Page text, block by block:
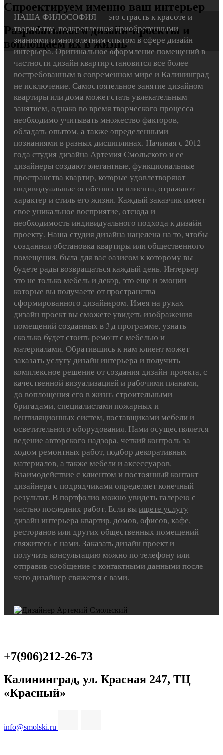
Спроектируем именно ваш интерьер
Разрабатываем дизайн-проекты и
воплощаем их в жизнь
НАША ФИЛОСОФИЯ — это страсть к красоте и
творчеству, подкрепленная приобретенными
знаниями и многолетним опытом в сфере дизайн
интерьера. Оригинальное оформление помещений в
частности дизайн квартир становится все более
востребованным в современном мире и Калининград
не исключение. Самостоятельное занятие дизайном
квартиры или дома может стать увлекательным
занятием, однако во время творческого процесса
необходимо учитывать множество факторов,
обладать опытом, а также определенными
познаниями в разных дисциплинах. Начиная с 2012
года студия дизайна Артемия Смольского и ее
дизайнеры создают элегантные, функциональные
пространства квартир, которые удовлетворяют
индивидуальные особенности клиента, отражают
характер и стиль его жизни. Каждый заказчик имеет
свое уникальное восприятие, отсюда и
необходимость индивидуального подхода к дизайн
проекту. Наша студия дизайна нацелена на то, чтобы
созданная обстановка квартиры или общественного
помещения, была для вас оазисом к которому вы
будете рады возвращаться каждый день. Интерьер
это не только мебель и декор, это еще и эмоции
которые вы получаете от пространства
сформированного дизайнером. Имея на руках
дизайн проект вы сможете увидеть изображения
помещений созданных в 3 д программе, узнать
сколько будет стоить ремонт с мебелью и
материалами. Обратившись к нам клиент может
заказать услугу дизайн интерьера и получить
комплексное решение от создания дизайн-проекта, с
качественной визуализацией и рабочими планами,
до воплощения его в жизнь строительными
бригадами, специалистами пожарных и
вентиляционных систем, поставщиками мебели и
осветительного оборудования. Нами осуществляется
ведение авторского надзора, четкий контроль за
ходом ремонтных работ, подбор декоративных
материалов, а также мебели и аксессуаров.
Взаимодействие с клиентом и постоянный контакт
дизайнера с подрядчиками определяет конечный
результат. В портфолио можно увидеть галерею с
частью последних работ. Если выищете услугу
дизайнинтерьера квартир, домов, офисов, кафе,
ресторанов или других общественных помещений
свяжитесь с нами. Заказать дизайн проект и
получить консультацию можно по телефону или
отправив сообщение с контактными данными после
чего дизайнер свяжется с вами.
+7(906)212-26-73
Калининград, ул. Красная 247, ТЦ
«Красный»
info@smolski.ru